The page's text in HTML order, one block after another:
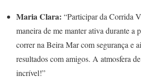
Maria Clara: “Participar da Corrida
maneira de me manter ativa durante a
correr na Beira Mar com segurança e
resultados com amigos. A atmosfera
incrível!”